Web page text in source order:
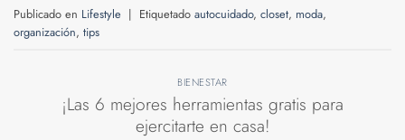
Publicado en Lifestyle | Etiquetado autocuidado, closet, moda,
organización, tips
BIENESTAR
¡Las 6 mejores herramientas gratis para
ejercitarte en casa!